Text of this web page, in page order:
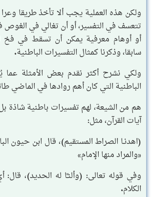
ولكن هذه العملية يجب ألا تأخذ طريقا وعرا
تتعسف في التفسير، أو أن تغالي في الغوص
أو أوهام معرفية يمكن أن تسقط في فخ
سابقا، وذكرنا كمثال التفسيرات الباطنية.
ولكي نشرح أكثر نقدم بعض الأمثلة عما
الباطنية التي كان أهم روادها في الماضي
هم من الشيعة، لهم تفسيرات باطنية
آيات القرآن، مثل:
(اهدنـا الصراط المستقيم)، قال ابن حيون
«والمراد منها الإمام»
وفي قوله تعالى: (وألنـَّا له الحديد)،
الكلام.